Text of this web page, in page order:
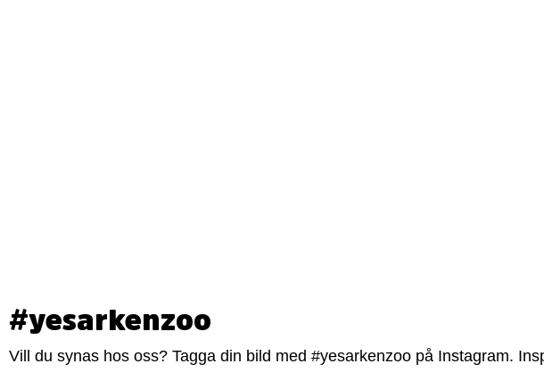
#yesarkenzoo
Vill du synas hos oss? Tagga din bild med #yesarkenzoo på Instagram.